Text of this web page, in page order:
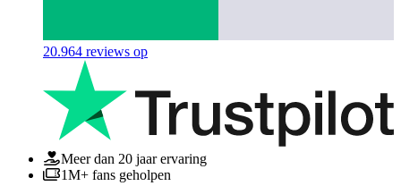
20.964 reviews op
Meer dan 20 jaar ervaring
1M+ fans geholpen